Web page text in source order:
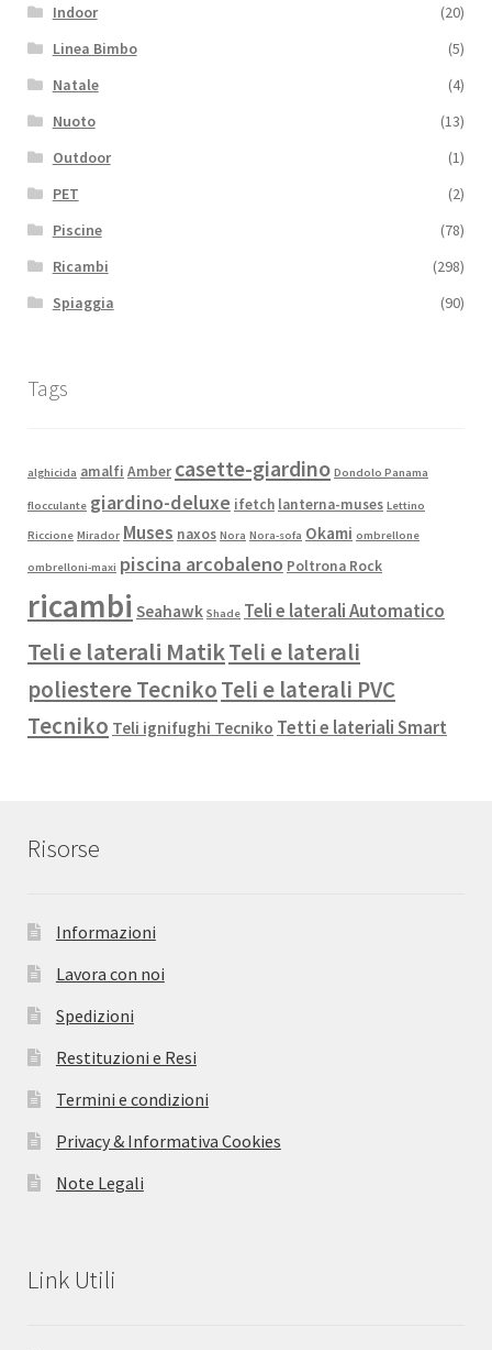
Indoor
(20)
Linea Bimbo
(5)
Natale
(4)
Nuoto
(13)
Outdoor
(1)
PET
(2)
Piscine
(78)
Ricambi
(298)
Spiaggia
(90)
Tags
alghicida amalfi Amber casette-giardino Dondolo Panama
flocculante giardino-deluxe ifetch lanterna-muses Lettino
Riccione Mirador Muses naxos Nora Nora-sofa Okami ombrellone
ombrelloni-maxi piscina arcobaleno Poltrona Rock
ricambi Seahawk Shade Teli e laterali Automatico
Teli e laterali MatikTeli e laterali
poliestere TecnikoTeli e laterali PVC
Tecniko Teli ignifughi Tecniko Tetti e lateriali Smart
Risorse
Informazioni
Lavora con noi
Spedizioni
Restituzioni e Resi
Termini e condizioni
Privacy & Informativa Cookies
Note Legali
Link Utili